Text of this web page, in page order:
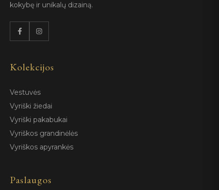
kokybę ir unikalų dizainą.
Kolekcijos
Vestuvės
Vyriški žiedai
Vyriški pakabukai
Vyriškos grandinėlės
Vyriškos apyrankės
Paslaugos